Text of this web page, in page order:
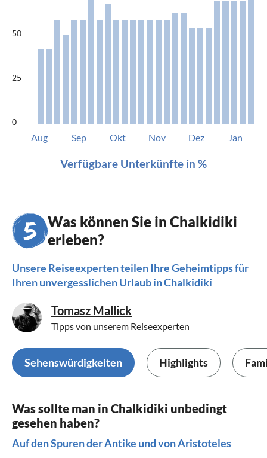
50
25
0
Aug Sep Okt Nov Dez Jan
Verfügbare Unterkünfte in %
Was können Sie in Chalkidiki
erleben?
Unsere Reiseexperten teilen Ihre Geheimtipps für
Ihren unvergesslichen Urlaub in Chalkidiki
Tipps von unserem Reiseexperten
Tomasz Mallick
Sehenswürdigkeiten Highlights
Was sollte man in Chalkidiki unbedingt
gesehen haben?
Auf den Spuren der Antike und von Aristoteles